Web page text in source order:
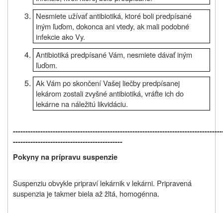
Nesmiete užívať antibiotiká, ktoré boli predpísané
iným ľuďom, dokonca ani vtedy, ak mali podobné
infekcie ako Vy.
Antibiotiká predpísané Vám, nesmiete dávať iným
ľuďom.
Ak Vám po skončení Vašej liečby predpísanej
lekárom zostali zvyšné antibiotiká, vráťte ich do
lekárne na náležitú likvidáciu.
--------------------------------------------
Pokyny na prípravu suspenzie
Suspenziu obvykle pripraví lekárnik v lekárni. Pripravená
suspenzia je takmer biela až žltá, homogénna.